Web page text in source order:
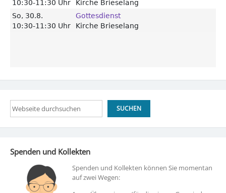
Suchen SUCHEN
Spenden und Kollekten
Spenden und Kollekten können Sie momentan
auf zwei Wegen: